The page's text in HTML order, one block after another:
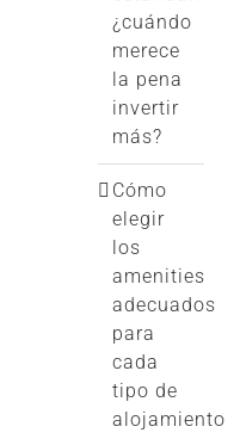
¿cuándo
merece
la pena
invertir
más?
Cómo
elegir
los
amenities
adecuados
para
cada
tipo de
alojamiento